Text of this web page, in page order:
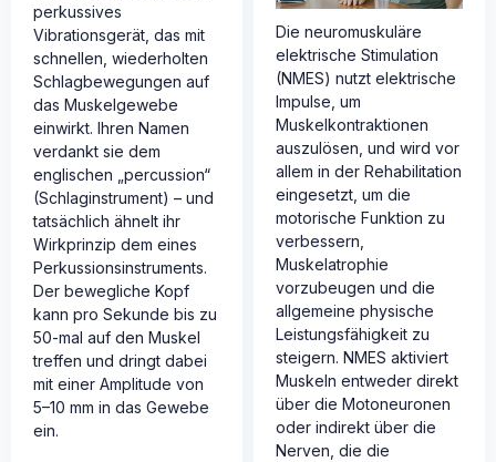
perkussives
Vibrationsgerät, das mit
schnellen, wiederholten
Schlagbewegungen auf
das Muskelgewebe
einwirkt. Ihren Namen
verdankt sie dem
englischen „percussion“
(Schlaginstrument) – und
tatsächlich ähnelt ihr
Wirkprinzip dem eines
Perkussionsinstruments.
Der bewegliche Kopf
kann pro Sekunde bis zu
50-mal auf den Muskel
treffen und dringt dabei
mit einer Amplitude von
5–10 mm in das Gewebe
ein.
Die neuromuskuläre
elektrische Stimulation
(NMES) nutzt elektrische
Impulse, um
Muskelkontraktionen
auszulösen, und wird vor
allem in der Rehabilitation
eingesetzt, um die
motorische Funktion zu
verbessern,
Muskelatrophie
vorzubeugen und die
allgemeine physische
Leistungsfähigkeit zu
steigern. NMES aktiviert
Muskeln entweder direkt
über die Motoneuronen
oder indirekt über die
Nerven, die die